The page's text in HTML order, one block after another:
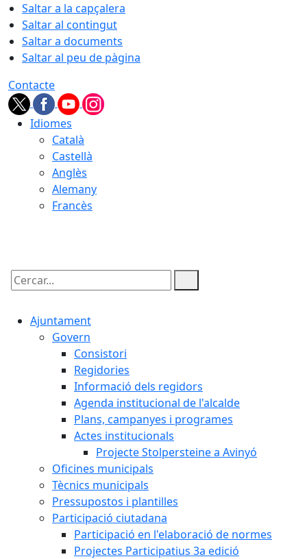
Saltar a la capçalera
Saltar al contingut
Saltar a documents
Saltar al peu de pàgina
Contacte
Idiomes
Català
Castellà
Anglès
Alemany
Francès
Cercar:
Ajuntament
Govern
Consistori
Regidories
Informació dels regidors
Agenda institucional de l'alcalde
Plans, campanyes i programes
Actes institucionals
Projecte Stolpersteine a Avinyó
Oficines municipals
Tècnics municipals
Pressupostos i plantilles
Participació ciutadana
Participació en l'elaboració de normes
Projectes Participatius 3a edició